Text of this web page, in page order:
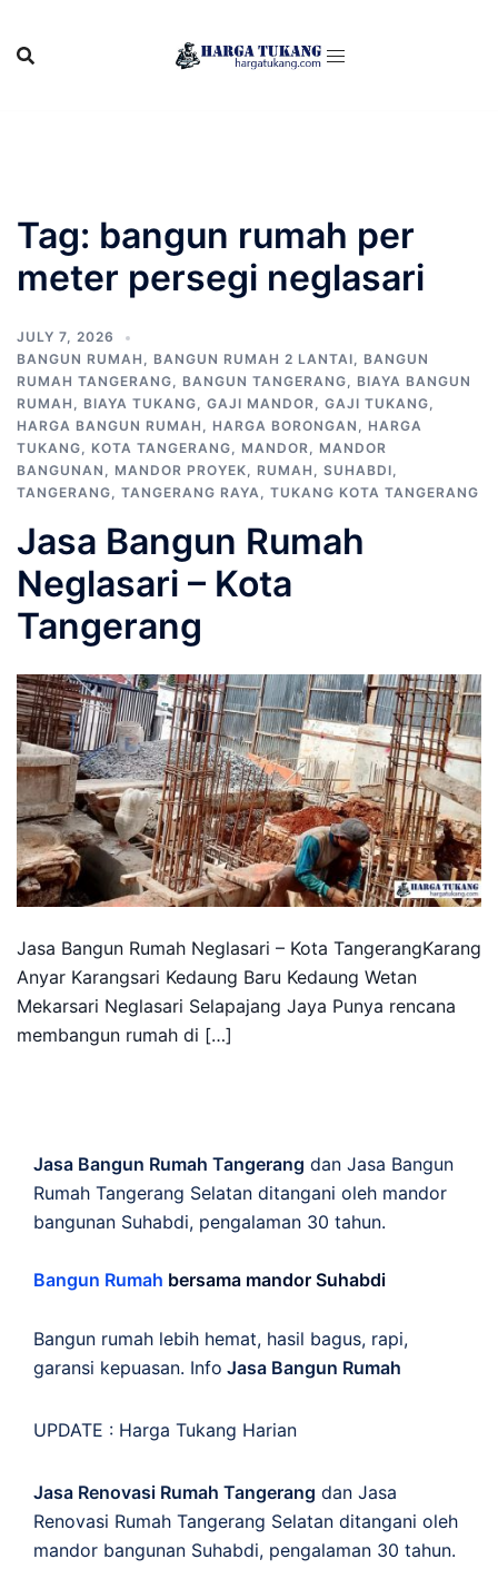
content
Tag: bangun rumah per
meter persegi neglasari
JULY 7, 2026
BANGUN RUMAH , BANGUN RUMAH 2 LANTAI, BANGUN
RUMAH TANGERANG, BANGUN TANGERANG, BIAYA BANGUN
RUMAH , BIAYA TUKANG, GAJI MANDOR, GAJI TUKANG,
HARGA BANGUN RUMAH , HARGA BORONGAN , HARGA
TUKANG, KOTA TANGERANG, MANDOR, MANDOR
BANGUNAN , MANDOR PROYEK, RUMAH , SUHABDI,
TANGERANG, TANGERANG RAYA, TUKANG KOTA TANGERANG
Jasa Bangun Rumah
Neglasari – Kota
Tangerang
Jasa Bangun Rumah Neglasari – Kota TangerangKarang
Anyar Karangsari Kedaung Baru Kedaung Wetan
Mekarsari Neglasari Selapajang Jaya Punya rencana
membangun rumah di […]
Jasa Bangun Rumah Tangerang dan Jasa Bangun
Rumah Tangerang Selatan ditangani oleh mandor
bangunan Suhabdi, pengalaman 30 tahun.
Bangun Rumah bersama mandor Suhabdi
Bangun rumah lebih hemat, hasil bagus, rapi,
garansi kepuasan. Info Jasa Bangun Rumah
UPDATE : Harga Tukang Harian
Jasa Renovasi Rumah Tangerang dan Jasa
Renovasi Rumah Tangerang Selatan ditangani oleh
mandor bangunan Suhabdi, pengalaman 30 tahun.